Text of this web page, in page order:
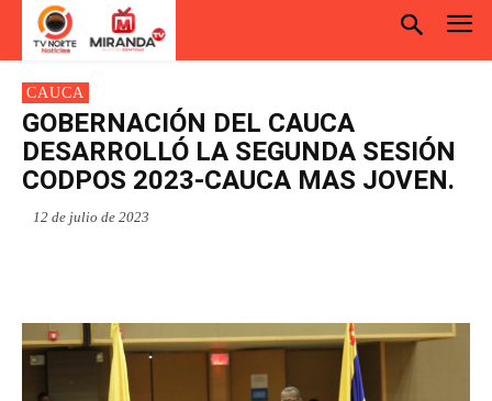
CAUCA
GOBERNACIÓN DEL CAUCA
DESARROLLÓ LA SEGUNDA SESIÓN
CODPOS 2023-CAUCA MAS JOVEN.
12 de julio de 2023